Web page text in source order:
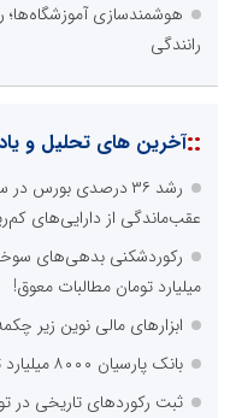
هوشمندسازی
رانندگی
::آخرین های تحلیل و
عقب‌ماندگی از دارایی‌های
میلیارد تومان مطالبات معوق!
ابزارهای مالی نوین زیر
بانک پارسیان ۸۰۰۰ میلیارد تومان در عملیات اصلی زیان داد
ثبت رکوردهای تاریخی در